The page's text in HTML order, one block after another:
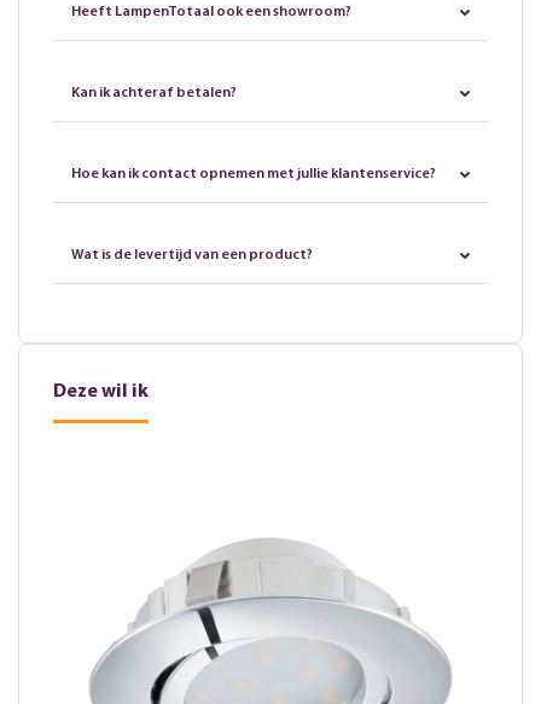
Heeft LampenTotaal ook een showroom?
Kan ik achteraf betalen?
Hoe kan ik contact opnemen met jullie klantenservice?
Wat is de levertijd van een product?
Deze wil ik